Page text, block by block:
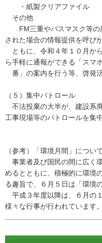
・紙製クリアファイル
その他
FM三重やバスマスク等の
された場合の情報提供を呼び
ともに、令和４年１０月か
ら手軽に通報ができる「スマ
番」の案内を行う等、啓発
（５）集中パトロール
不法投棄の大半が、建設系
工事現場等のパトロールを集
（参考）「環境月間」につい
事業者及び国民の間に広く
めるとともに、積極的に環境
る趣旨で、６月５日は「環境
平成３年度以降は、６月の
様々な行事が行われています。